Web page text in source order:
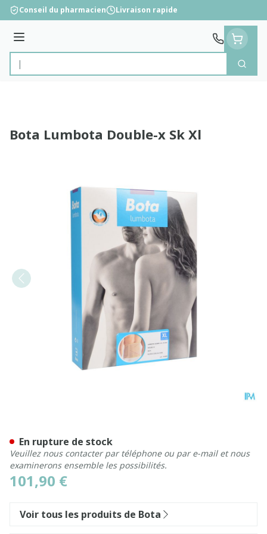
Aller au contenu
Conseil du pharmacien Livraison rapide
Menu
Rechercher
Bota Lumbota Double-x Sk Xl
101,90 €
En rupture de stock
Veuillez nous contacter par téléphone ou par e-mail et nous
examinerons ensemble les possibilités.
Voir tous les produits de Bota